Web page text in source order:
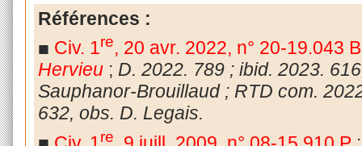
Références :
■ Civ. 1re, 20 avr. 2022, n° 20-19.043 B
Hervieu ; D. 2022. 789 ; ibid. 2023.
Sauphanor-Brouillaud ; RTD com.
632, obs. D. Legais.
re